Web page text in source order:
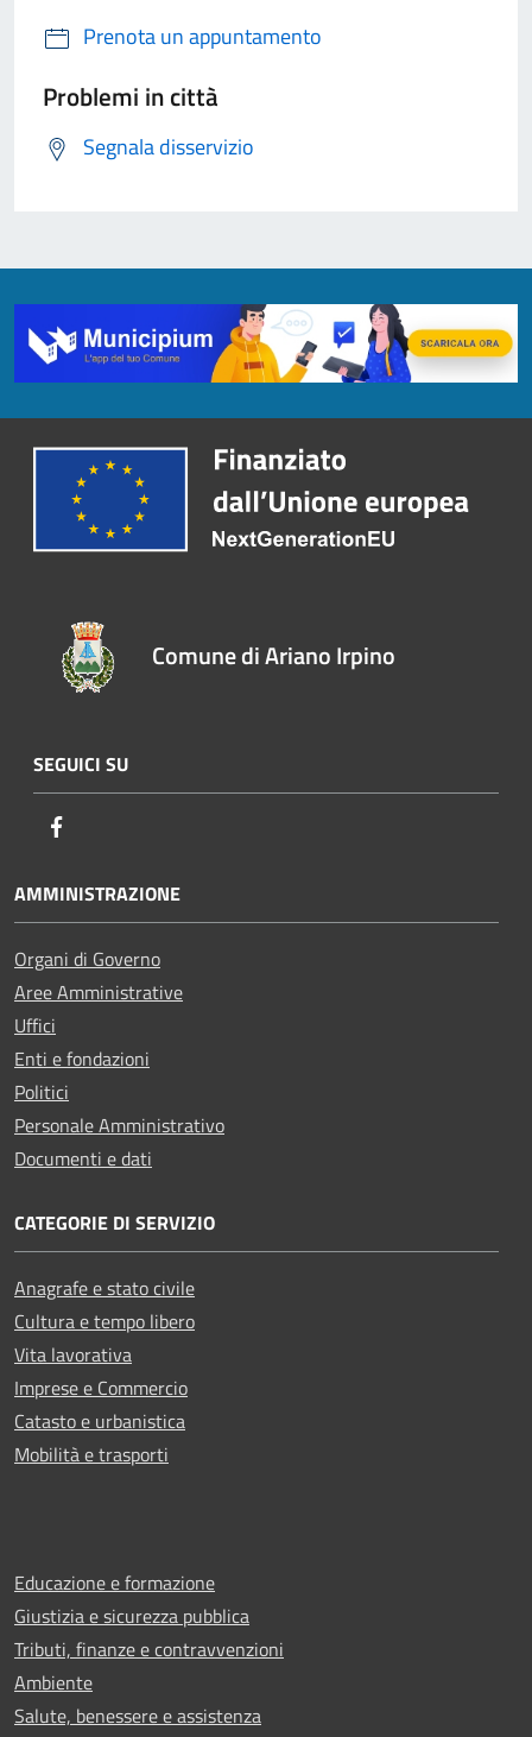
Prenota un appuntamento
Problemi in città
Segnala disservizio
Comune di Ariano Irpino
SEGUICI SU
AMMINISTRAZIONE
Organi di Governo
Aree Amministrative
Uffici
Enti e fondazioni
Politici
Personale Amministrativo
Documenti e dati
CATEGORIE DI SERVIZIO
Anagrafe e stato civile
Cultura e tempo libero
Vita lavorativa
Imprese e Commercio
Catasto e urbanistica
Mobilità e trasporti
Educazione e formazione
Giustizia e sicurezza pubblica
Tributi, finanze e contravvenzioni
Ambiente
Salute, benessere e assistenza